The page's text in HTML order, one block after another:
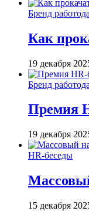
Бренд
Как
19 декабря
Бренд
Премия
19 декабря
HR-беседы
15 декабря